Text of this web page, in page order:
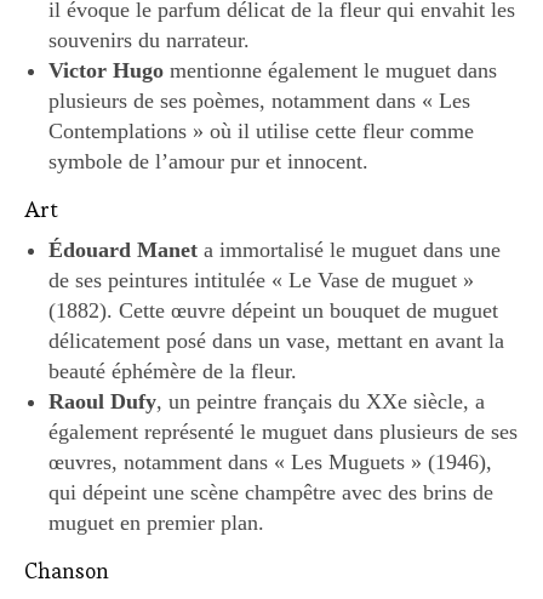
il évoque le parfum délicat de la fleur qui envahit les
souvenirs du narrateur.
Victor Hugo mentionne également le muguet dans
plusieurs de ses poèmes, notamment dans « Les
Contemplations » où il utilise cette fleur comme
symbole de l’amour pur et innocent.
Art
Édouard Manet a immortalisé le muguet dans une
de ses peintures intitulée « Le Vase de muguet »
(1882). Cette œuvre dépeint un bouquet de muguet
délicatement posé dans un vase, mettant en avant la
beauté éphémère de la fleur.
Raoul Dufy, un peintre français du XXe siècle, a
également représenté le muguet dans plusieurs de ses
œuvres, notamment dans « Les Muguets » (1946),
qui dépeint une scène champêtre avec des brins de
muguet en premier plan.
Chanson